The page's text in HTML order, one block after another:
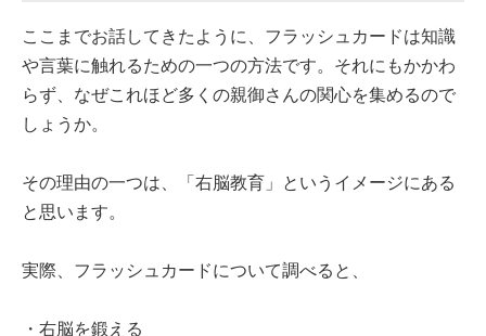
ここまでお話してきたように、フラッシュカードは知識
や言葉に触れるための一つの方法です。それにもかかわ
らず、なぜこれほど多くの親御さんの関心を集めるので
しょうか。
その理由の一つは、「右脳教育」というイメージにある
と思います。
実際、フラッシュカードについて調べると、
・右脳を鍛える